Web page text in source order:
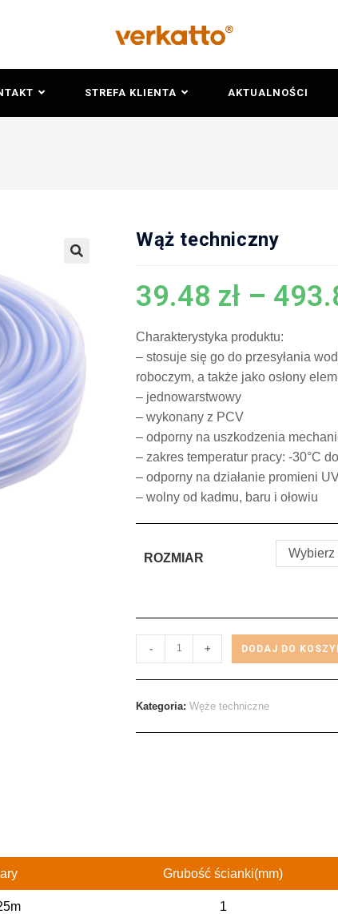
STREFA KLIENTA AKTUALNOŚCI
Wąż techniczny
39.48 zł –
Charakterystyka produktu:
– stosuje się go do przesyłania
roboczym, a także jako osłony
– jednowarstwowy
– wykonany z PCV
– odporny na uszkodzenia
– zakres temperatur pracy: -30°C
– odporny na działanie promieni
– wolny od kadmu, baru i ołowiu
ROZMIAR Wybierz
- + DODAJ DO
Kategoria: Węże techniczne
Grubość ścianki(mm)
1